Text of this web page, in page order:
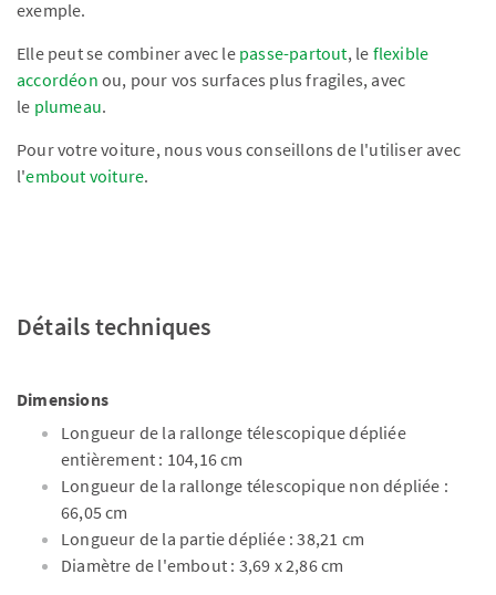
exemple.
Elle peut se combiner avec le passe-partout, le flexible
accordéon ou, pour vos surfaces plus fragiles, avec
le plumeau.
Pour votre voiture, nous vous conseillons de l'utiliser avec
l'embout voiture.
Détails techniques
Dimensions
Longueur de la rallonge télescopique dépliée
entièrement : 104,16 cm
Longueur de la rallonge télescopique non dépliée :
66,05 cm
Longueur de la partie dépliée : 38,21 cm
Diamètre de l'embout : 3,69 x 2,86 cm